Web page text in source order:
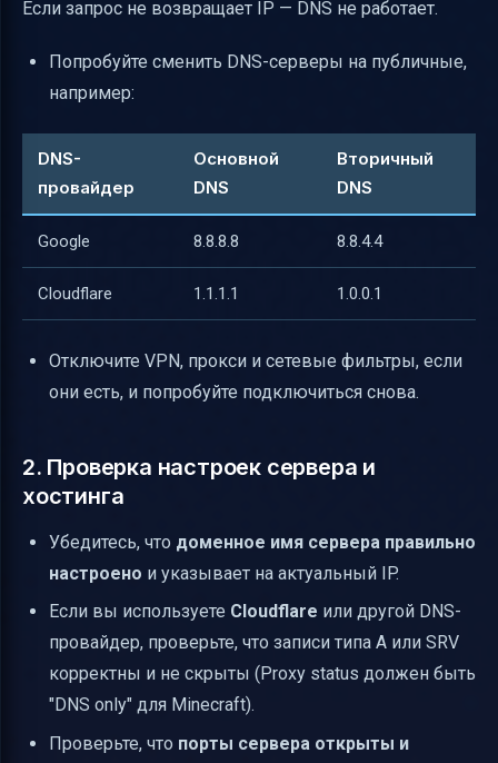
Если запрос не возвращает IP — DNS не работает.
Попробуйте сменить DNS-серверы на публичные,
например:
DNS-
провайдер
Основной
DNS
Вторичный
DNS
Google 8.8.8.8 8.8.4.4
Cloudflare 1.1.1.1 1.0.0.1
Отключите VPN, прокси и сетевые фильтры, если
они есть, и попробуйте подключиться снова.
2. Проверка настроек сервера и
хостинга
Убедитесь, что доменное имя сервера правильно
настроено и указывает на актуальный IP.
Если вы используете Cloudflare или другой DNS-
провайдер, проверьте, что записи типа A или SRV
корректны и не скрыты (Proxy status должен быть
"DNS only" для Minecraft).
Проверьте, что порты сервера открыты и